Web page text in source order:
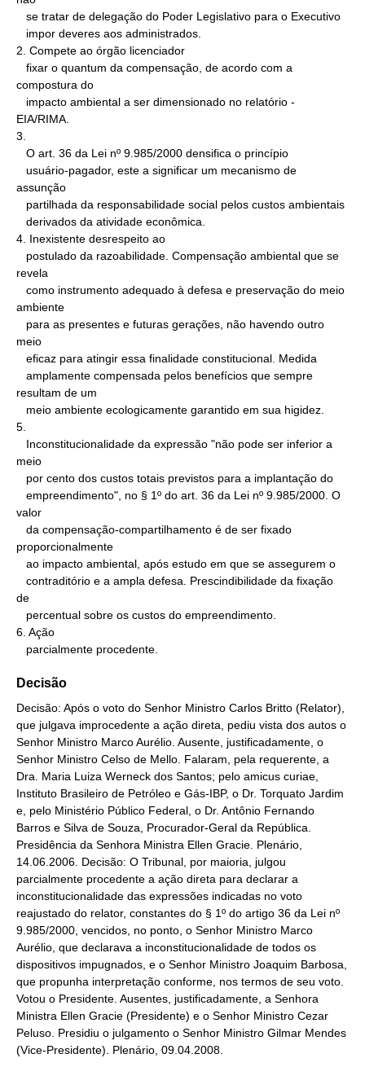
2. Compete ao órgão licenciador
compostura do
EIA/RIMA.
3.
assunção
4. Inexistente desrespeito ao
revela
ambiente
meio
resultam de um
5.
meio
valor
proporcionalmente
de
6. Ação
   parcialmente procedente.
Decisão
Decisão: Após o voto do Senhor Ministro Carlos Britto (Relator),
que julgava improcedente a ação direta, pediu vista dos autos o
Senhor Ministro Marco Aurélio. Ausente, justificadamente, o
Senhor Ministro Celso de Mello. Falaram, pela requerente, a
Dra. Maria Luiza Werneck dos Santos; pelo amicus curiae,
Instituto Brasileiro de Petróleo e Gás-IBP, o Dr. Torquato Jardim
e, pelo Ministério Público Federal, o Dr. Antônio Fernando
Barros e Silva de Souza, Procurador-Geral da República.
Presidência da Senhora Ministra Ellen Gracie. Plenário,
14.06.2006. Decisão: O Tribunal, por maioria, julgou
parcialmente procedente a ação direta para declarar a
inconstitucionalidade das expressões indicadas no voto
reajustado do relator, constantes do § 1º do artigo 36 da Lei nº
9.985/2000, vencidos, no ponto, o Senhor Ministro Marco
Aurélio, que declarava a inconstitucionalidade de todos os
dispositivos impugnados, e o Senhor Ministro Joaquim Barbosa,
que propunha interpretação conforme, nos termos de seu voto.
Votou o Presidente. Ausentes, justificadamente, a Senhora
Ministra Ellen Gracie (Presidente) e o Senhor Ministro Cezar
Peluso. Presidiu o julgamento o Senhor Ministro Gilmar Mendes
(Vice-Presidente). Plenário, 09.04.2008.